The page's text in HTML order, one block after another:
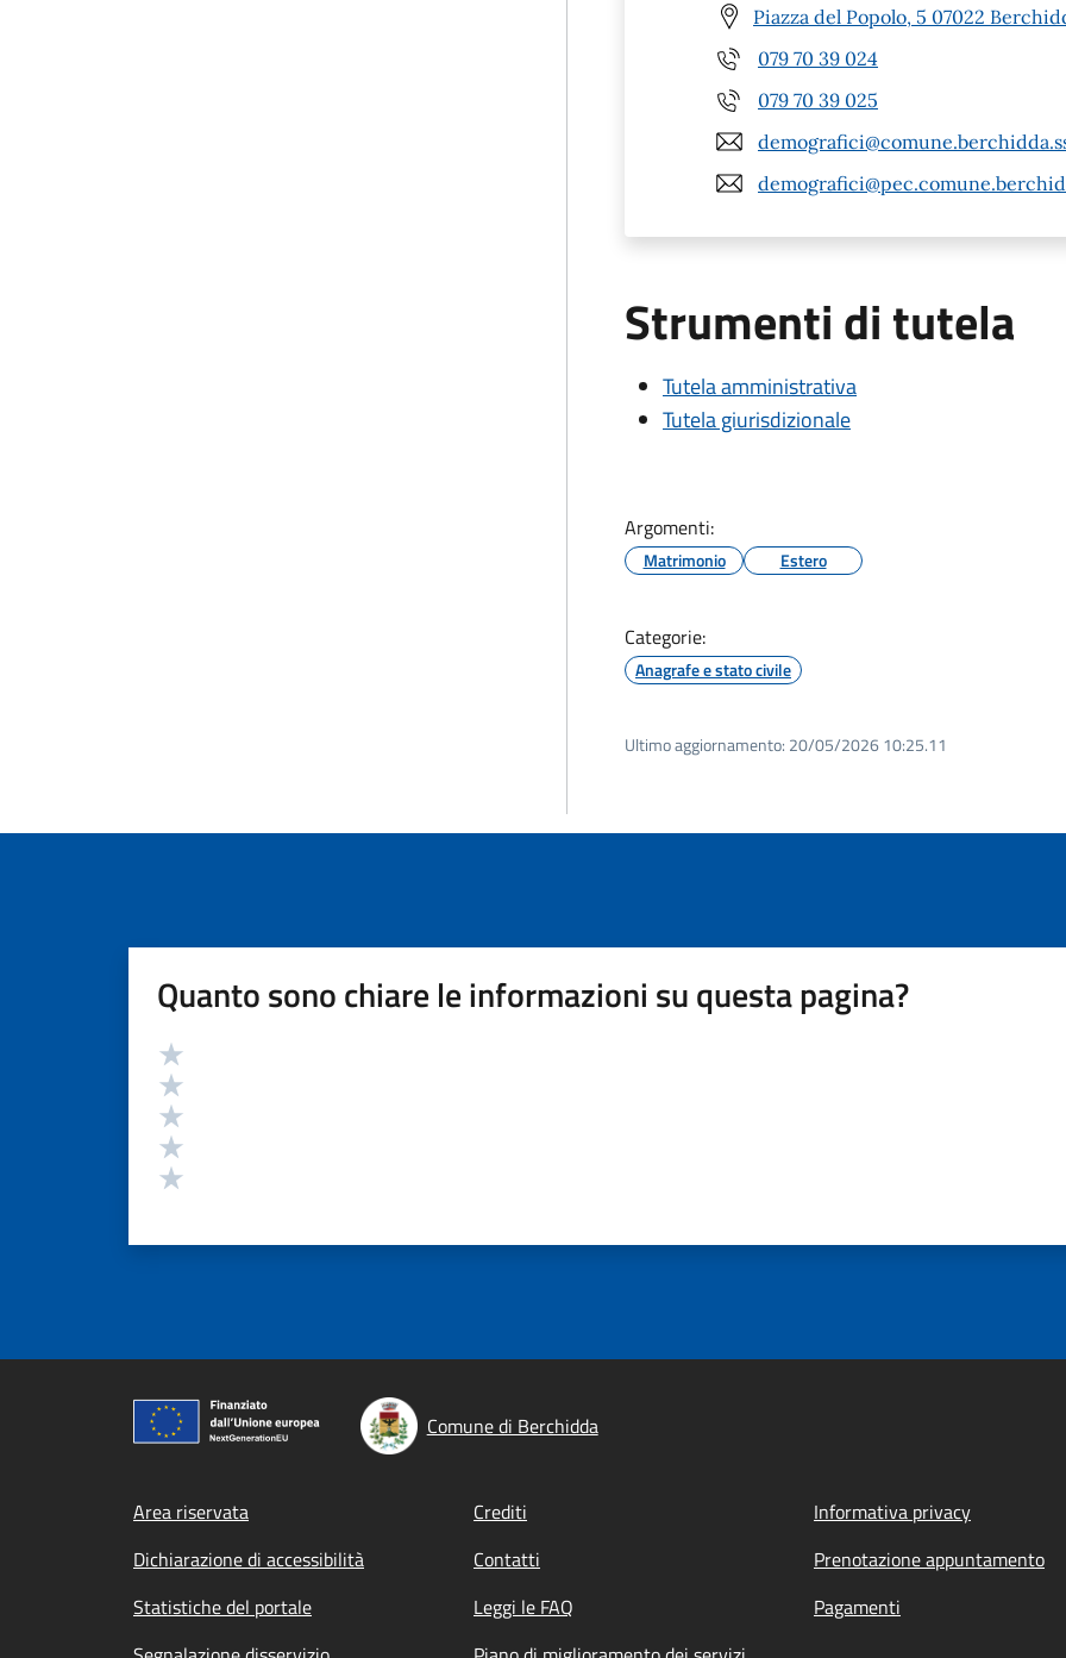
Piazza del Popolo, 5 07022
079 70 39 024
079 70 39 025
Strumenti di tutela
Tutela amministrativa
Tutela giurisdizionale
Argomenti:
Matrimonio Estero
Categorie:
Anagrafe e stato civile
Ultimo aggiornamento: 20/05/2026 10:25.11
Quanto sono chiare le informazioni su questa pagina?
Valutazione
Comune di Berchidda
Footer menu
Area riservata Crediti Informativa privacy
Dichiarazione di accessibilità
Contatti Prenotazione appuntamento
Statistiche del portale
Leggi le FAQ Pagamenti